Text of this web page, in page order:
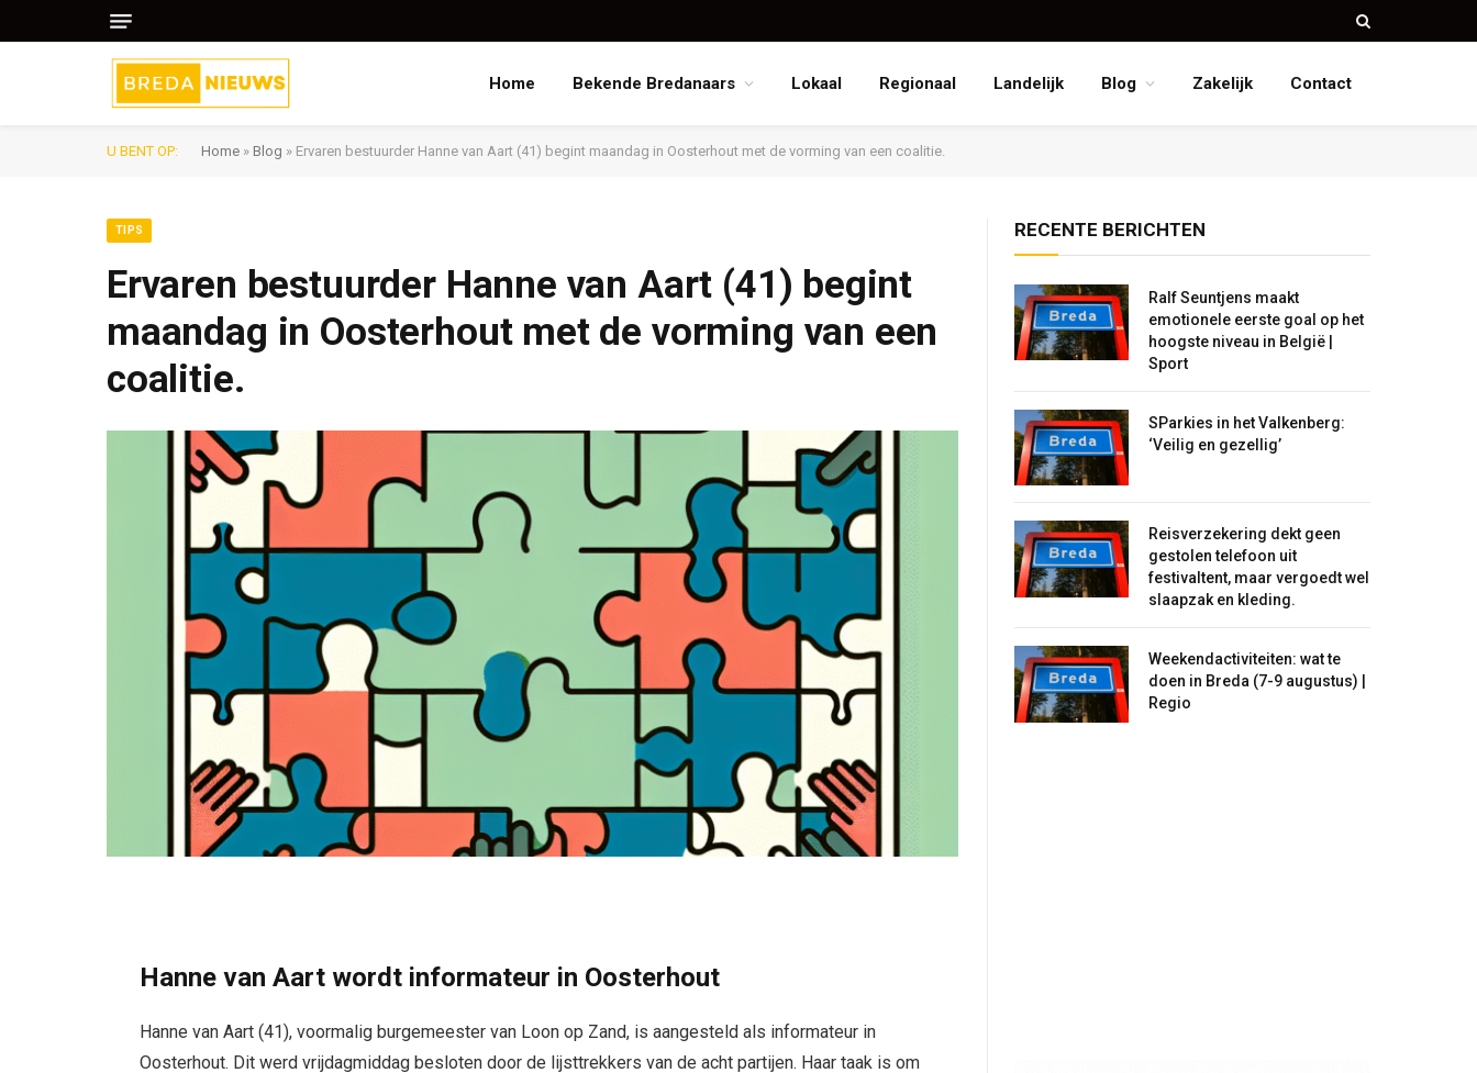
Home Bekende Bredanaars Lokaal Regionaal Landelijk Blog Zakelijk Contact
U BENT OP: Home » Blog » Ervaren bestuurder Hanne van Aart (41) begint maandag in Oosterhout met de vorming van een coalitie.
TIPS
Ervaren bestuurder Hanne van Aart (41) begint
maandag in Oosterhout met de vorming van een
coalitie.
Hanne van Aart wordt informateur in Oosterhout
Hanne van Aart (41), voormalig burgemeester van Loon op Zand, is aangesteld als informateur in
Oosterhout. Dit werd vrijdagmiddag besloten door de lijsttrekkers van de acht partijen. Haar taak is om
RECENTE BERICHTEN
Ralf Seuntjens maakt
emotionele eerste goal op het
hoogste niveau in België |
Sport
SParkies in het Valkenberg:
‘Veilig en gezellig’
Reisverzekering dekt geen
gestolen telefoon uit
festivaltent, maar vergoedt wel
slaapzak en kleding.
Weekendactiviteiten: wat te
doen in Breda (7-9 augustus) |
Regio